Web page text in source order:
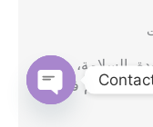
السلامة،
للمطاعم في…
Open